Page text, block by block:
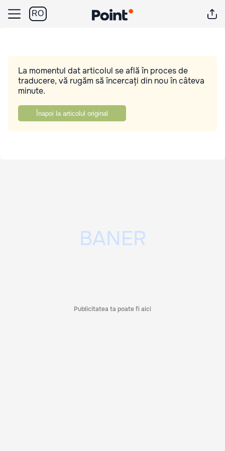
RO
La momentul dat articolul se află în proces de
traducere, vă rugăm să încercați din nou în câteva
minute.
Înapoi la articolul original
Publicitatea ta poate fi aici